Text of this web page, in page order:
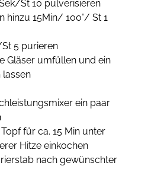
St 10 pulverisieren
hinzu 15Min/ 100°/ St 1
5 purieren
Gläser umfüllen und ein
lassen
ein paar
für ca. 15 Min unter
Hitze einkochen
nach gewünschter